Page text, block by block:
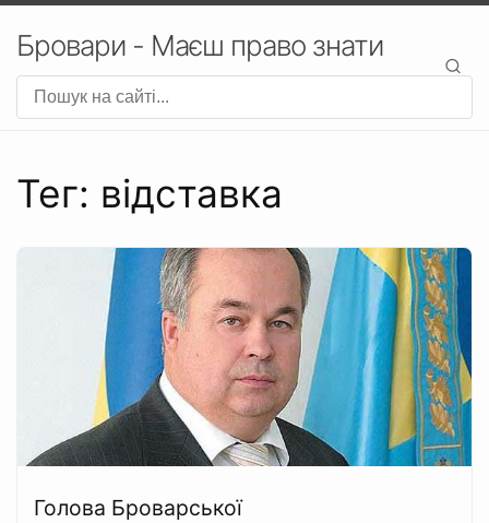
Бровари - Маєш право знати
Тег: відставка
Голова Броварської